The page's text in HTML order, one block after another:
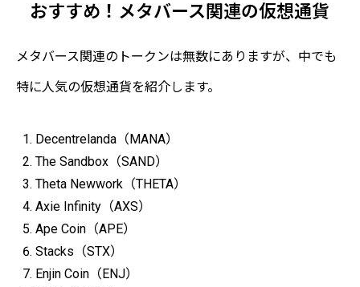
おすすめ！メタバース関連の仮想通貨
メタバース関連のトークンは無数にありますが、中でも
特に人気の仮想通貨を紹介します。
Decentrelanda（MANA）
The Sandbox（SAND）
Theta Newwork（THETA）
Axie Infinity（AXS）
Ape Coin（APE）
Stacks（STX）
Enjin Coin（ENJ）